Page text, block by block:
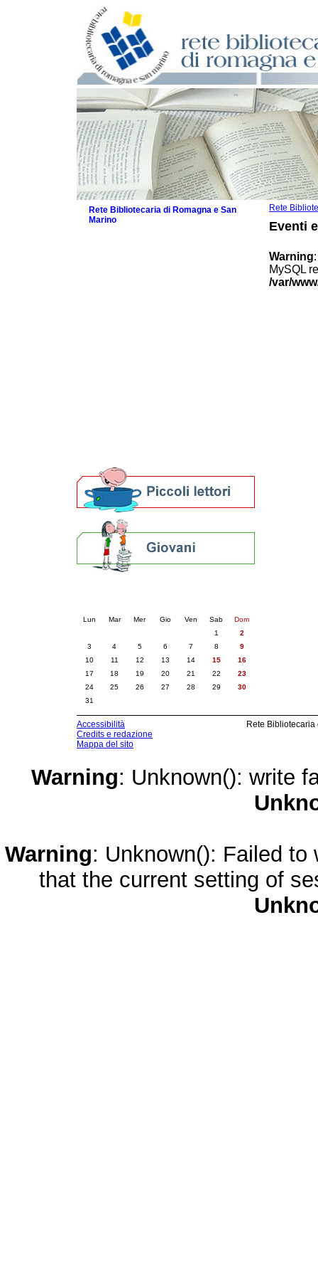
Rete
Eventi
Warning
MySQL
/var/
Rete Bibliotecaria di Romagna e San
Marino
Lun Mar Mer Gio Ven Sab
Dom
1
2
3
4 5 6 7 8
9
10
11 12 13 14 15
16
17
18 19 20 21 22
23
24
25 26 27 28 29
30
31
Accessibilità
Credits e redazione
Mappa del sito
Rete
Warning: Unknown(): write
Warning: Unknown(): Failed
that the current setting of